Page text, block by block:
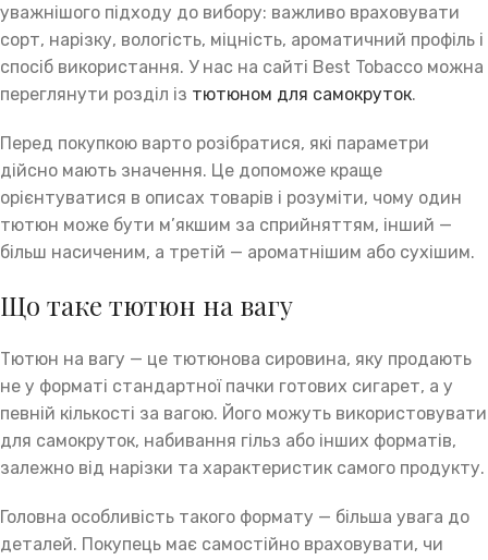
уважнішого підходу до вибору: важливо враховувати
сорт, нарізку, вологість, міцність, ароматичний профіль і
спосіб використання. У нас на сайті Best Tobacco можна
переглянути розділ із тютюном для самокруток.
Перед покупкою варто розібратися, які параметри
дійсно мають значення. Це допоможе краще
орієнтуватися в описах товарів і розуміти, чому один
тютюн може бути м’якшим за сприйняттям, інший —
більш насиченим, а третій — ароматнішим або сухішим.
Що таке тютюн на вагу
Тютюн на вагу — це тютюнова сировина, яку продають
не у форматі стандартної пачки готових сигарет, а у
певній кількості за вагою. Його можуть використовувати
для самокруток, набивання гільз або інших форматів,
залежно від нарізки та характеристик самого продукту.
Головна особливість такого формату — більша увага до
деталей. Покупець має самостійно враховувати, чи